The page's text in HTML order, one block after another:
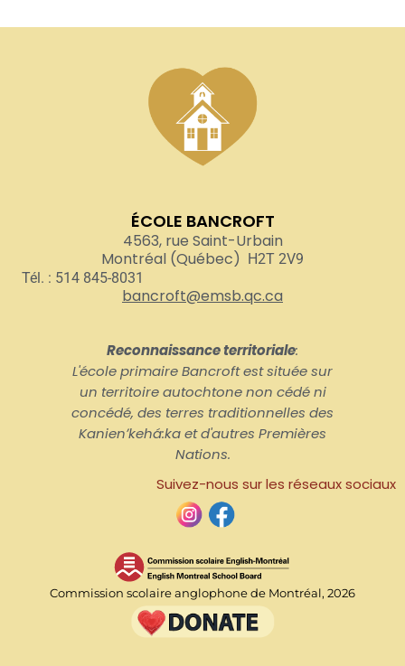
ÉCOLE BANCROFT
4563, rue Saint-Urbain
Montréal (Québec)
H2T 2V9
Tél. : 514 845-8031
bancroft@emsb.qc.ca
Reconnaissance territoriale:
L'école primaire Bancroft est située sur
un territoire autochtone non cédé ni
concédé, des terres traditionnelles des
Kanienʼkehá:ka et d'autres Premières
Nations.
Suivez-nous sur les réseaux sociaux
Commission scolaire anglophone de Montréal, 2026